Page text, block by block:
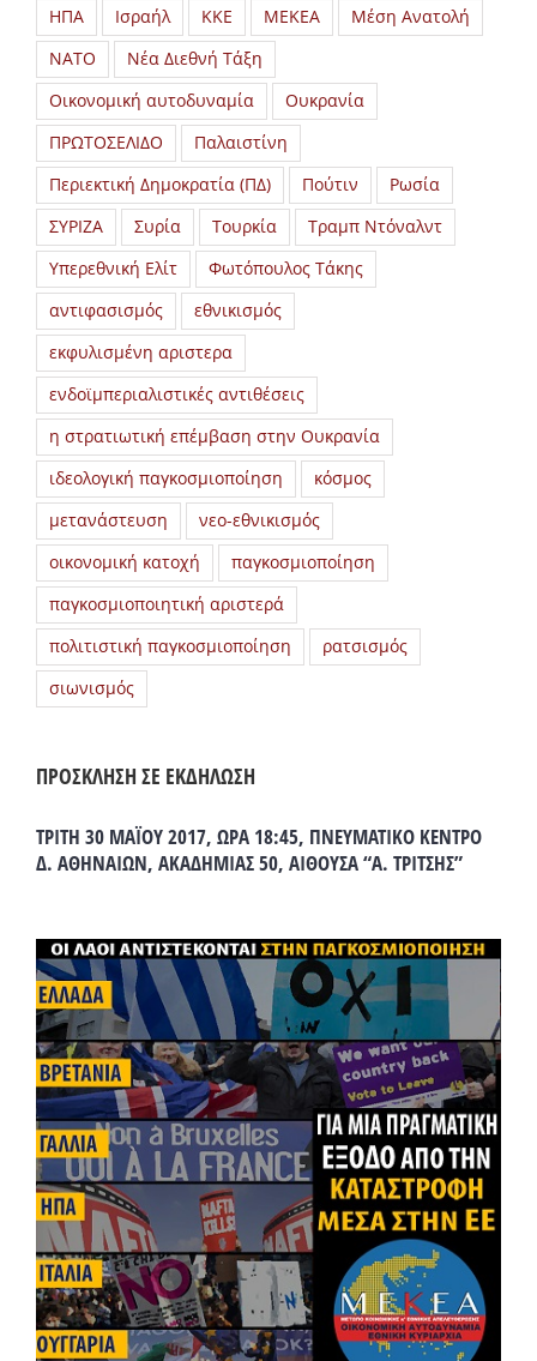
ΗΠΑ
Ισραήλ ΚΚΕ ΜΕΚΕΑ
Μέση Ανατολή
ΝΑΤΟ
Νέα Διεθνή Τάξη
Οικονομική αυτοδυναμία
Ουκρανία
ΠΡΩΤΟΣΕΛΙΔΟ
Παλαιστίνη
Περιεκτική Δημοκρατία (ΠΔ)
Πούτιν
Ρωσία
ΣΥΡΙΖΑ
Συρία Τουρκία
Τραμπ Ντόναλντ
Υπερεθνική Ελίτ
Φωτόπουλος Τάκης
αντιφασισμός
εθνικισμός
εκφυλισμένη αριστερα
ενδοϊμπεριαλιστικές αντιθέσεις
η στρατιωτική επέμβαση στην Ουκρανία
ιδεολογική παγκοσμιοποίηση
κόσμος
μετανάστευση
νεο-εθνικισμός
οικονομική κατοχή
παγκοσμιοποίηση
παγκοσμιοποιητική αριστερά
πολιτιστική παγκοσμιοποίηση
ρατσισμός
σιωνισμός
ΠΡΟΣΚΛΗΣΗ ΣΕ ΕΚΔΗΛΩΣΗ
ΤΡΙΤΗ 30 ΜΑΪΟΥ 2017, ΩΡΑ 18:45, ΠΝΕΥΜΑΤΙΚΟ ΚΕΝΤΡΟ
Δ. ΑΘΗΝΑΙΩΝ, ΑΚΑΔΗΜΙΑΣ 50, ΑΙΘΟΥΣΑ “Α. ΤΡΙΤΣΗΣ”